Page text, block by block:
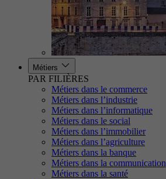
Métiers
PAR FILIÈRES
Métiers dans le commerce
Métiers dans l’industrie
Métiers dans l’informatique
Métiers dans le social
Métiers dans l’immobilier
Métiers dans l’agriculture
Métiers dans la banque
Métiers dans la communication
Métiers dans la santé